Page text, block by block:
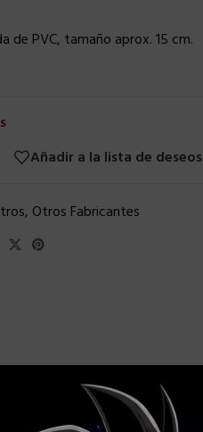
de PVC, tamaño aprox. 15 cm.
Añadir a la lista de deseos
, Otros Fabricantes